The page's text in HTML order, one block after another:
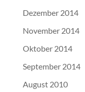
Dezember 2014
November 2014
Oktober 2014
September 2014
August 2010